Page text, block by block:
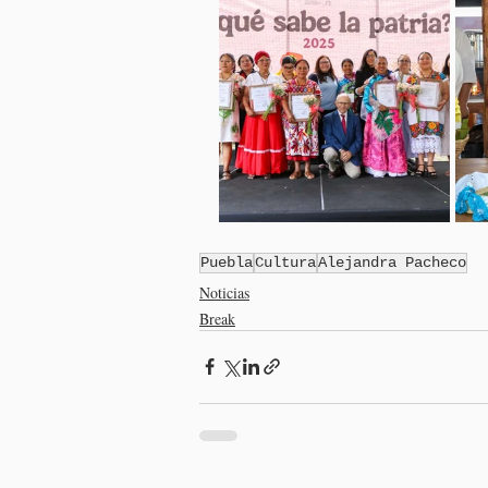
PueblaCulturaAlejandra Pacheco
Noticias
Break